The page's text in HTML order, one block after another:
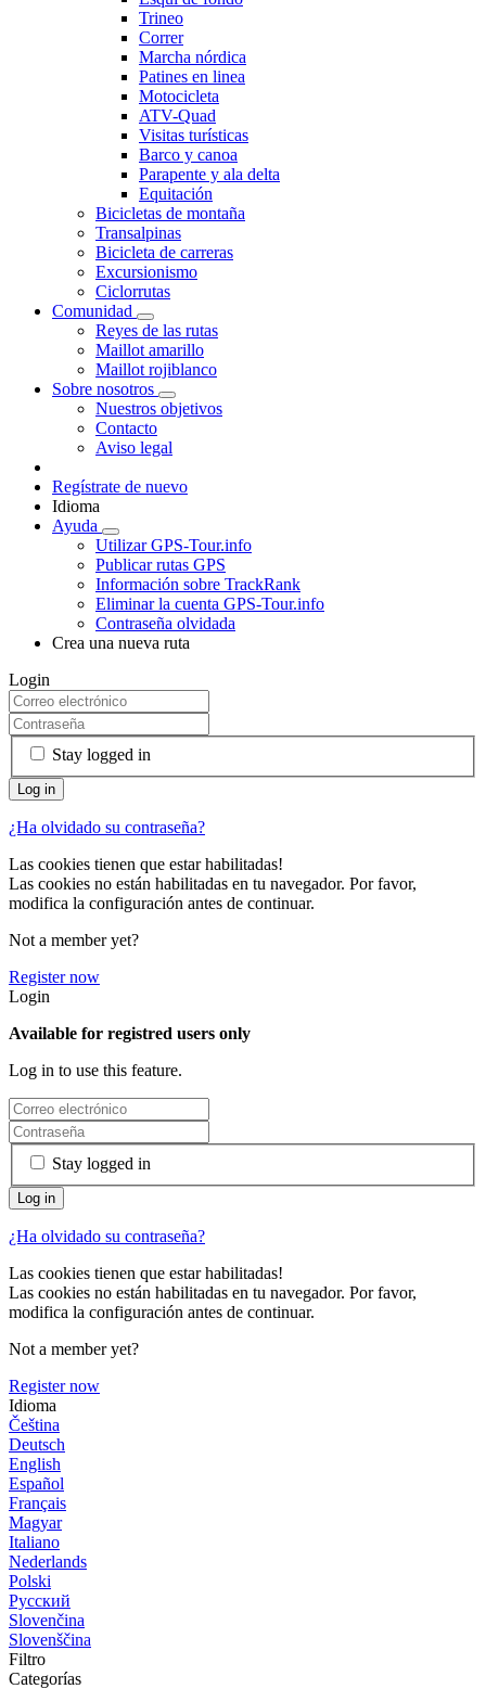
Trineo
Correr
Marcha nórdica
Patines en linea
Motocicleta
ATV-Quad
Visitas turísticas
Barco y canoa
Parapente y ala delta
Equitación
Bicicletas de montaña
Transalpinas
Bicicleta de carreras
Excursionismo
Ciclorrutas
Comunidad
Reyes de las rutas
Maillot amarillo
Maillot rojiblanco
Sobre nosotros
Nuestros objetivos
Contacto
Aviso legal
Regístrate de nuevo
Idioma
Ayuda
Utilizar GPS-Tour.info
Publicar rutas GPS
Información sobre TrackRank
Eliminar la cuenta GPS-Tour.info
Contraseña olvidada
Crea una nueva ruta
Login
Stay logged in
¿Ha olvidado su contraseña?
Las cookies tienen que estar habilitadas!
Las cookies no están habilitadas en tu navegador. Por favor,
modifica la configuración antes de continuar.
Not a member yet?
Register now
Login
Available for registred users only
Log in to use this feature.
Stay logged in
¿Ha olvidado su contraseña?
Las cookies tienen que estar habilitadas!
Las cookies no están habilitadas en tu navegador. Por favor,
modifica la configuración antes de continuar.
Not a member yet?
Register now
Idioma
Čeština
Deutsch
English
Español
Français
Magyar
Italiano
Nederlands
Polski
Русский
Slovenčina
Slovenščina
Filtro
Categorías